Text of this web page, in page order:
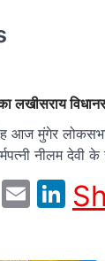
लखीसराय
आज मुंगेर
नीलम देवी
Reddit
Email